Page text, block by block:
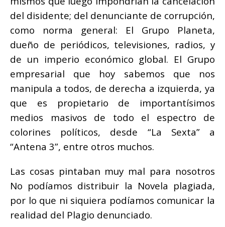
del disidente; del denunciante de corrupción,
como norma general: El Grupo Planeta,
dueño de periódicos, televisiones, radios, y
de un imperio económico global. El Grupo
empresarial que hoy sabemos que nos
manipula a todos, de derecha a izquierda, ya
que es propietario de importantísimos
medios masivos de todo el espectro de
colorines políticos, desde “La Sexta” a
“Antena 3”, entre otros muchos.
Las cosas pintaban muy mal para nosotros
No podíamos distribuir la Novela plagiada,
por lo que ni siquiera podíamos comunicar la
realidad del Plagio denunciado.